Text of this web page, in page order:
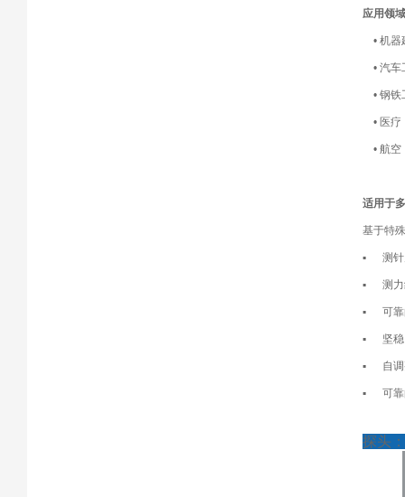
应用领
• 机器
• 汽车
• 钢铁
• 医疗
• 航空
适用于
基于特
▪ 测针
▪ 测力
▪ 可靠
▪ 坚稳
▪ 自调
▪ 可靠
探头